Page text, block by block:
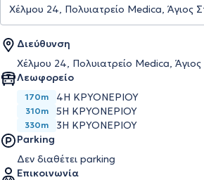
Διεύθυνση
Χέλμου 24, Πολυιατρείο Medica, Άγιος
Λεωφορείο
170m 4Η ΚΡΥΟΝΕΡΙΟΥ
310m 5Η ΚΡΥΟΝΕΡΙΟΥ
330m
3Η ΚΡΥΟΝΕΡΙΟΥ
Parking
Δεν διαθέτει parking
Επικοινωνία